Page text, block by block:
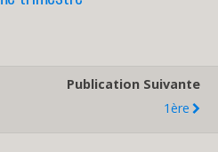
Publication Suivante
1ère